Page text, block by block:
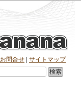
お問合せ
サイトマップ
検索